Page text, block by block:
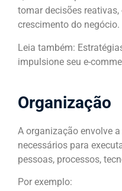
tomar decisões
crescimento do negócio.
Leia também:
impulsione seu e-
Organização
A organização envolve
necessários para
pessoas, processos,
Por exemplo: